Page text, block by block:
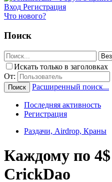
Вход Регистрация
Что нового?
Поиск
Искать только в заголовках
От:
Поиск Расширенный поиск...
Последняя активность
Регистрация
Раздачи, Airdrop, Краны
Каждому по
CrickDao